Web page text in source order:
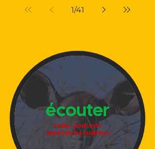
1/41
écouter
radio - podcasts
expériences auditives